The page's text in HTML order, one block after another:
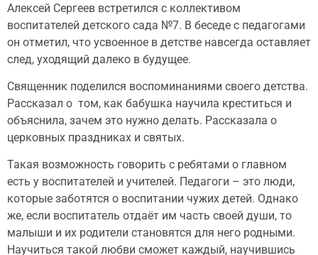
Алексей Сергеев встретился с коллективом
воспитателей детского сада №7. В беседе с педагогами
он отметил, что усвоенное в детстве навсегда оставляет
след, уходящий далеко в будущее.
Священник поделился воспоминаниями своего детства.
Рассказал о том, как бабушка научила креститься и
объяснила, зачем это нужно делать. Рассказала о
церковных праздниках и святых.
Такая возможность говорить с ребятами о главном
есть у воспитателей и учителей. Педагоги – это люди,
которые заботятся о воспитании чужих детей. Однако
же, если воспитатель отдаёт им часть своей души, то
малыши и их родители становятся для него родными.
Научиться такой любви сможет каждый, научившись